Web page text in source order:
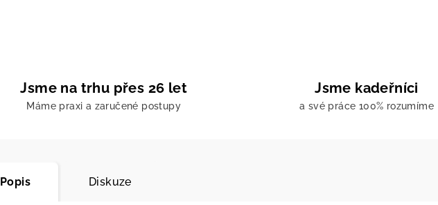
Jsme na trhu přes 26 let
Máme praxi a zaručené postupy
Jsme kadeřníci
a své práce 100% rozumíme
Popis Diskuze